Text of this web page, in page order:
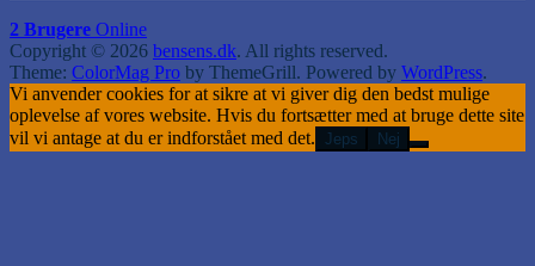
2 Brugere Online
Copyright © 2026 bensens.dk. All rights reserved.
Theme: ColorMag Pro by ThemeGrill. Powered by WordPress.
Vi anvender cookies for at sikre at vi giver dig den bedst mulige
oplevelse af vores website. Hvis du fortsætter med at bruge dette site
vil vi antage at du er indforstået med det. Jeps Nej